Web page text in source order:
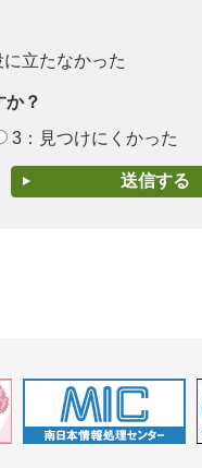
立たなかった
か？
3：見つけにくかった